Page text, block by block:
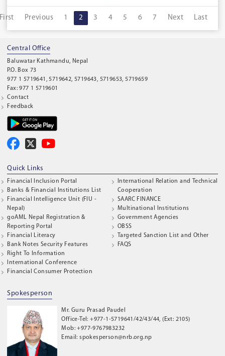
Previous 1 2 3 4 5 6 7 Next Last
Central Office
Baluwatar Kathmandu, Nepal
P.O. Box 73
977 1 5719641, 5719642, 5719643, 5719653, 5719659
Fax: 977 1 5719601
Contact
Feedback
Quick Links
Financial Inclusion Portal
Banks & Financial Institutions List
Financial Intelligence Unit (FIU -
Nepal)
goAML Nepal Registration &
Reporting Portal
Financial Literacy
Bank Notes Security Features
Right To Information
International Conference
Financial Consumer Protection
International Relation and Technical
Cooperation
SAARC FINANCE
Multinational Institutions
Government Agencies
OBSS
Targeted Sanction List and Other
FAQS
Spokesperson
Mr. Guru Prasad Paudel
Office-Tel: +977-1-5719641/42/43/44, (Ext: 2105)
Mob: +977-9767983232
Email: spokesperson@nrb.org.np